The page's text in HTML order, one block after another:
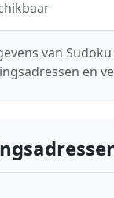
van
en